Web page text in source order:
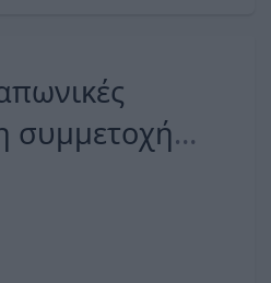
συμμετοχή
ως Τιμώμενης
ΔΕΘ